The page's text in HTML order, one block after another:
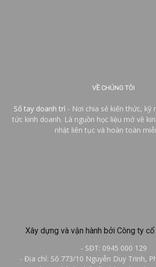
VỀ CHÚNG TÔI
Sổ tay doanh trí - Nơi chia sẻ kiến thức, kỹ
tức kinh doanh. Là nguồn học liệu mở về
nhật liên tục và hoàn toàn
Xây dựng và vận hành bởi Công ty
- SĐT: 0945 000 129
- Địa chỉ: Số 773/10 Nguyễn Duy Trinh,